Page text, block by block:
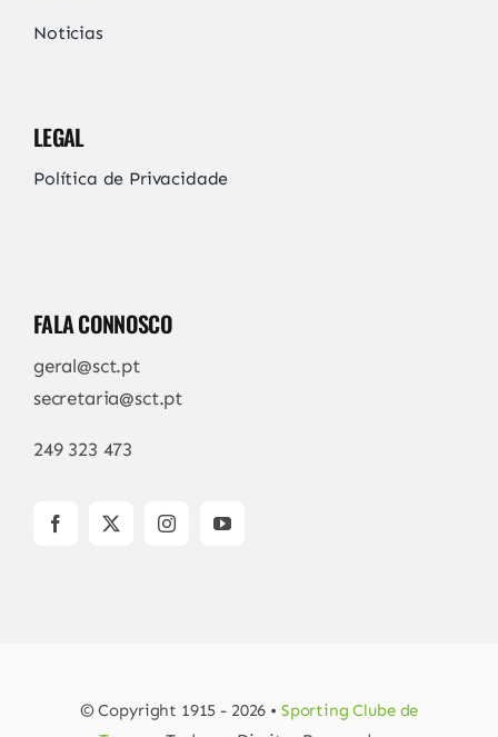
Noticias
LEGAL
Política de Privacidade
FALA CONNOSCO
geral@sct.pt
secretaria@sct.pt
249 323 473
© Copyright 1915 - 2026 • Sporting Clube de